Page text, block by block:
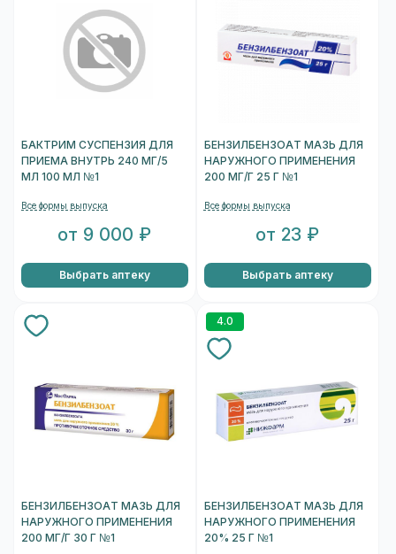
БАКТРИМ СУСПЕНЗИЯ ДЛЯ
ПРИЕМА ВНУТРЬ 240 МГ/5
МЛ 100 МЛ №1
Все формы выпуска
от 9 000 ₽
Выбрать аптеку
БЕНЗИЛБЕНЗОАТ МАЗЬ ДЛЯ
НАРУЖНОГО ПРИМЕНЕНИЯ
200 МГ/Г 25 Г №1
Все формы выпуска
от 23 ₽
Выбрать аптеку
БЕНЗИЛБЕНЗОАТ МАЗЬ ДЛЯ
НАРУЖНОГО ПРИМЕНЕНИЯ
200 МГ/Г 30 Г №1
4.0
БЕНЗИЛБЕНЗОАТ МАЗЬ ДЛЯ
НАРУЖНОГО ПРИМЕНЕНИЯ
20% 25 Г №1